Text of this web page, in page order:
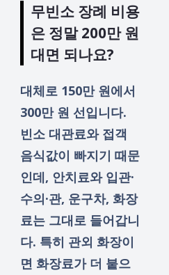
무빈소 장례 비용
은 정말 200만 원
대면 되나요?
대체로 150만 원에서
300만 원 선입니다.
빈소 대관료와 접객
음식값이 빠지기 때문
인데, 안치료와 입관·
수의·관, 운구차, 화장
료는 그대로 들어갑니
다. 특히 관외 화장이
면 화장료가 더 붙으